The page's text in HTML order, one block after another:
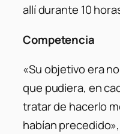
allí durante 10
Competencia
«Su objetivo era
que pudiera, en
tratar de hacerlo
habían precedido»